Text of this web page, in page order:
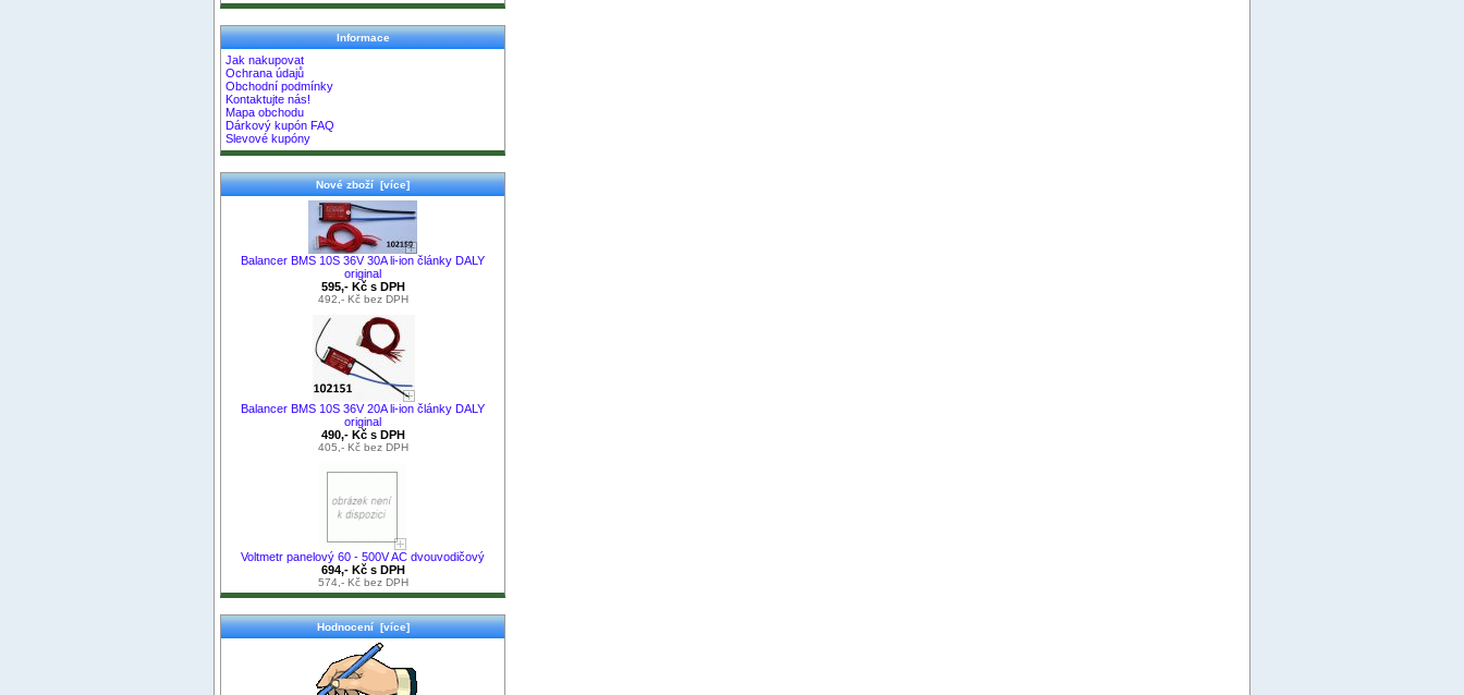
Informace
Jak nakupovat
Ochrana údajů
Obchodní podmínky
Kontaktujte nás!
Mapa obchodu
Dárkový kupón FAQ
Slevové kupóny
Nové zboží [více]
Balancer BMS 10S 36V 30A li-ion články DALY
original
595,- Kč s DPH
492,- Kč bez DPH
Balancer BMS 10S 36V 20A li-ion články DALY
original
490,- Kč s DPH
405,- Kč bez DPH
Voltmetr panelový 60 - 500V AC dvouvodičový
694,- Kč s DPH
574,- Kč bez DPH
Hodnocení [více]